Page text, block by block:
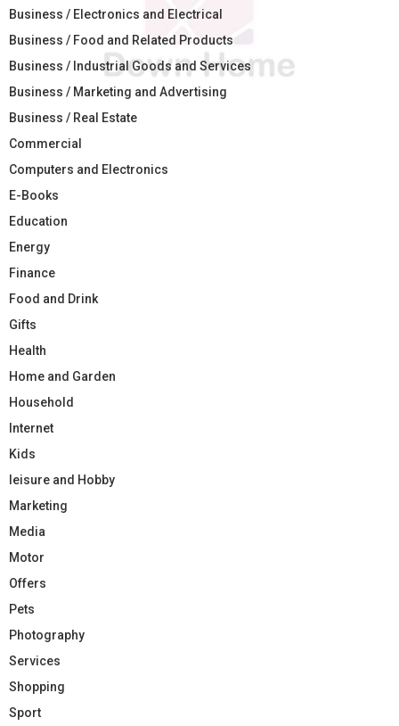
Business / Electronics and Electrical
Business / Food and Related Products
Business / Industrial Goods and Services
Business / Marketing and Advertising
Business / Real Estate
Commercial
Computers and Electronics
E-Books
Education
Energy
Finance
Food and Drink
Gifts
Health
Home and Garden
Household
Internet
Kids
leisure and Hobby
Marketing
Media
Motor
Offers
Pets
Photography
Services
Shopping
Sport